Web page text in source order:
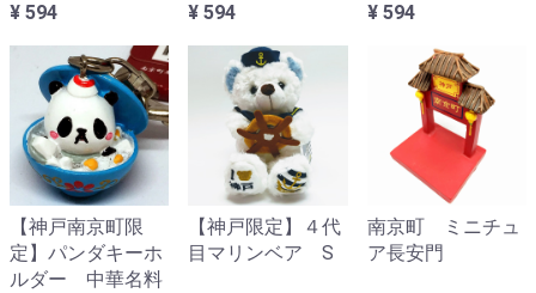
¥ 594
¥ 594
¥ 594
【神戸南京町限
定】パンダキーホ
ルダー 中華名料
【神戸限定】４代
目マリンベア S
南京町 ミニチュ
ア長安門